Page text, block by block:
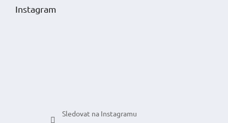
Instagram
Sledovat na Instagramu